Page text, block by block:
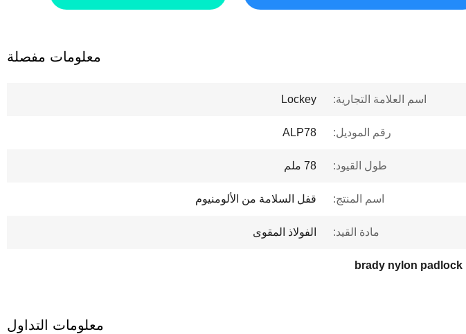
معلومات مفصلة
اسم العلامة التجارية: Lockey
رقم الموديل: ALP78
طول القيود: 78 ملم
اسم المنتج: قفل السلامة من الألومنيوم
مادة القيد: الفولاذ المقوى
brady nylon padlock
معلومات التداول